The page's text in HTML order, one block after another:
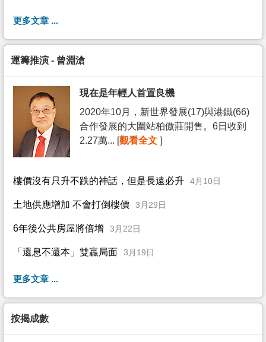
更多文章 ...
運籌推演 - 曾淵滄
現在是年輕人首置良機
2020年10月，新世界發展(17)與港鐵(66)
合作發展的大圍站柏傲莊開售。6日收到
2.27萬... [觀看全文 ]
樓價沒有只升不跌的神話，但是長遠必升 4月10日
土地供應增加 不會打倒樓價 3月29日
6年後公共房屋將倍增 3月22日
「還息不還本」雙贏局面 3月19日
更多文章 ...
按揭成數